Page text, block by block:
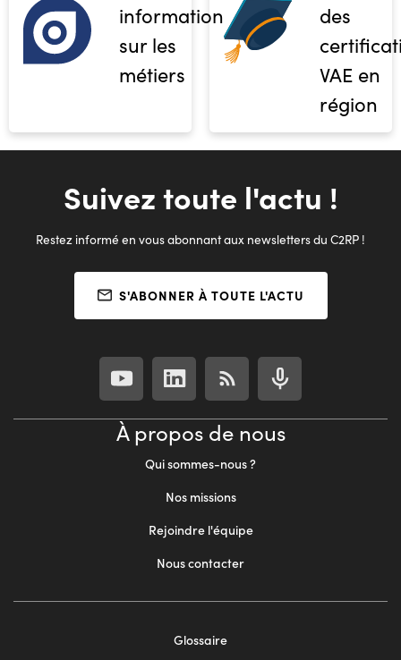
informations
sur les
métiers
des
VAE en
région
Suivez toute l'actu !
Restez informé en vous abonnant aux newsletters du C2RP !
S'ABONNER À TOUTE L'ACTU
À propos de nous
Qui sommes-nous ?
Nos missions
Rejoindre l'équipe
Nous contacter
Glossaire